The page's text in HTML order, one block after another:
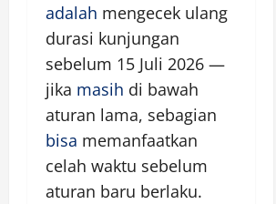
adalah mengecek ulang
durasi kunjungan
sebelum 15 Juli 2026 —
jika masih di bawah
aturan lama, sebagian
bisa memanfaatkan
celah waktu sebelum
aturan baru berlaku.